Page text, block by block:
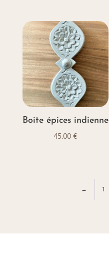
Boite épices indienne
45.00€
← 1